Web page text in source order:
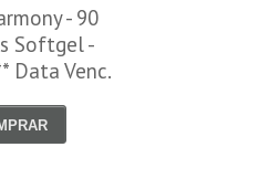
- 90
Softgel -
Data Venc.